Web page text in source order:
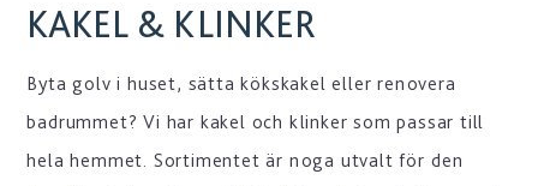
KAKEL & KLINKER
Byta golv i huset, sätta kökskakel eller renovera
badrummet? Vi har kakel och klinker som passar till
hela hemmet. Sortimentet är noga utvalt för den